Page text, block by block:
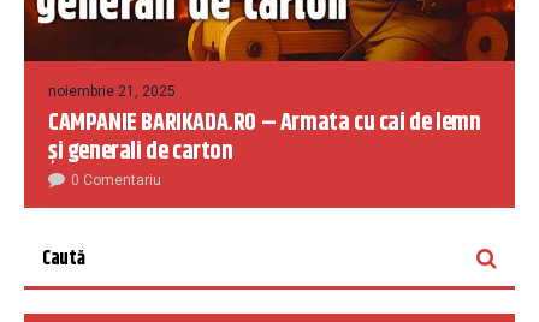
noiembrie 21, 2025
CAMPANIE BARIKADA.RO – Armata cu cai de lemn
și generali de carton
0 Comentariu